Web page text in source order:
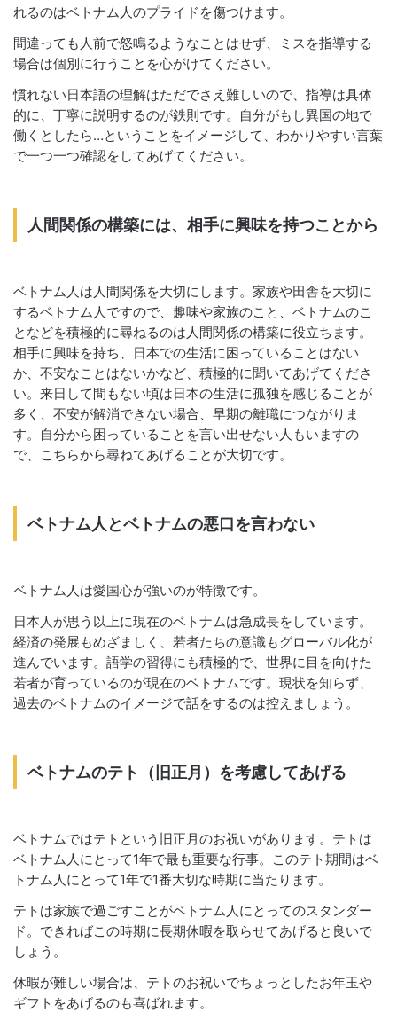
れるのはベトナム人のプライドを傷つけます。
間違っても人前で怒鳴るようなことはせず、ミスを指導する
場合は個別に行うことを心がけてください。
慣れない日本語の理解はただでさえ難しいので、指導は具体
的に、丁寧に説明するのが鉄則です。自分がもし異国の地で
働くとしたら…ということをイメージして、わかりやすい言葉
で一つ一つ確認をしてあげてください。
人間関係の構築には、相手に興味を持つことから
ベトナム人は人間関係を大切にします。家族や田舎を大切に
するベトナム人ですので、 趣味や家族のこと、ベトナムのこ
となどを積極的に尋ねるのは人間関係の構築に役立ちます。
相手に興味を持ち、日本での生活に困っていることはない
か、不安なことはないかなど、積極的に聞いてあげてくださ
い。来日して間もない頃は日本の生活に孤独を感じることが
多く、不安が解消できない場合、早期の離職につながりま
す。自分から困っていることを言い出せない人もいますの
で、こちらから尋ねてあげることが大切です。
ベトナム人とベトナムの悪口を言わない
ベトナム人は愛国心が強いのが特徴です。
日本人が思う以上に現在のベトナムは急成長をしています。
経済の発展もめざましく、若者たちの意識もグローバル化が
進んでいます。語学の習得にも積極的で、世界に目を向けた
若者が育っているのが現在のベトナムです。現状を知らず、
過去のベトナムのイメージで話をするのは控えましょう。
ベトナムのテト（旧正月）を考慮してあげる
ベトナムではテトという旧正月のお祝いがあります。テトは
ベトナム人にとって1年で最も重要な行事。このテト期間はベ
トナム人にとって1年で1番大切な時期に当たります。
テトは家族で過ごすことがベトナム人にとってのスタンダー
ド。できればこの時期に長期休暇を取らせてあげると良いで
しょう。
休暇が難しい場合は、テトのお祝いでちょっとしたお年玉や
ギフトをあげるのも喜ばれます。